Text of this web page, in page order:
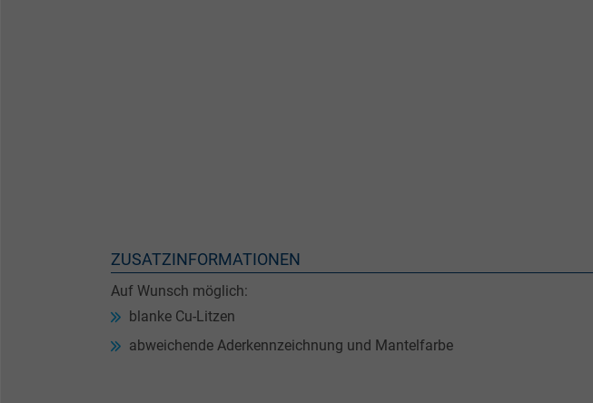
ZUSATZINFORMATIONEN
Auf Wunsch möglich:
blanke Cu-Litzen
abweichende Aderkennzeichnung und Mantelfarbe